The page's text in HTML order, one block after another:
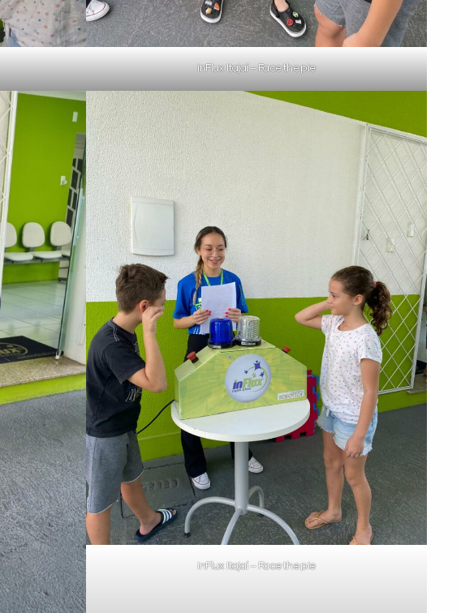
inFlux Itajaí – Face the pie
inFlux Itajaí – Face the pie